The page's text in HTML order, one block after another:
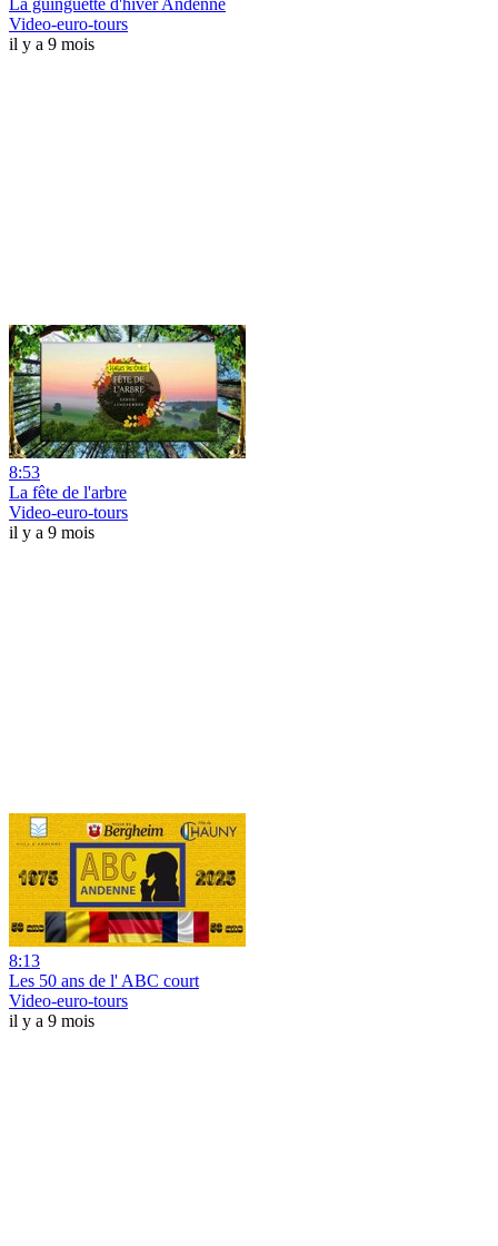
La guinguette d'hiver Andenne
Video-euro-tours
il y a 9 mois
8:53
La fête de l'arbre
Video-euro-tours
il y a 9 mois
8:13
Les 50 ans de l' ABC court
Video-euro-tours
il y a 9 mois